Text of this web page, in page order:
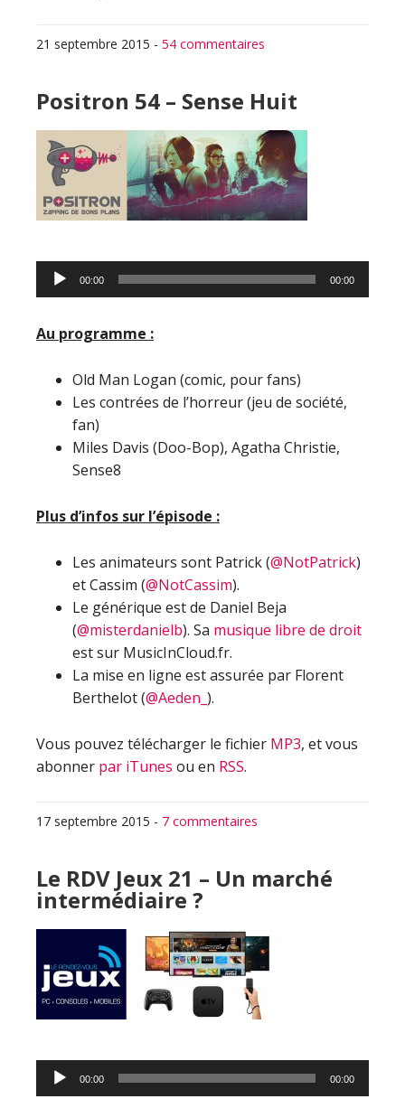
21 septembre 2015 - 54 commentaires
Positron 54 – Sense Huit
Lecteur
audio
00:00 00:00
Au programme :
Old Man Logan (comic, pour fans)
Les contrées de l’horreur (jeu de société,
fan)
Miles Davis (Doo-Bop), Agatha Christie,
Sense8
Plus d’infos sur l’épisode :
Les animateurs sont Patrick (@NotPatrick)
et Cassim (@NotCassim).
Le générique est de Daniel Beja
(@misterdanielb). Sa musique libre de droit
est sur MusicInCloud.fr.
La mise en ligne est assurée par Florent
Berthelot (@Aeden_ ).
Vous pouvez télécharger le fichier MP3, et vous
abonner par iTunes ou en RSS.
17 septembre 2015 - 7 commentaires
Le RDV Jeux 21 – Un marché
intermédiaire ?
Lecteur
audio
00:00 00:00